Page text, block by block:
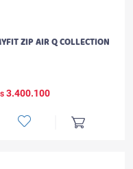
ZIP AIR Q COLLECTION
3.400.100